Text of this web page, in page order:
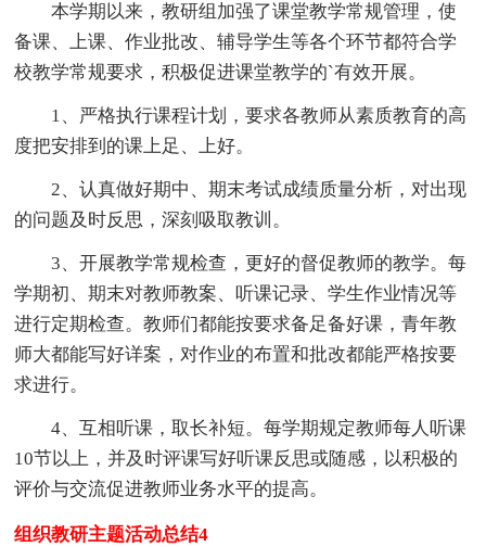
本学期以来，教研组加强了课堂教学常规管理，使
备课、上课、作业批改、辅导学生等各个环节都符合学
校教学常规要求，积极促进课堂教学的`有效开展。
1、严格执行课程计划，要求各教师从素质教育的高
度把安排到的课上足、上好。
2、认真做好期中、期末考试成绩质量分析，对出现
的问题及时反思，深刻吸取教训。
3、开展教学常规检查，更好的督促教师的教学。每
学期初、期末对教师教案、听课记录、学生作业情况等
进行定期检查。教师们都能按要求备足备好课，青年教
师大都能写好详案，对作业的布置和批改都能严格按要
求进行。
4、互相听课，取长补短。每学期规定教师每人听课
10节以上，并及时评课写好听课反思或随感，以积极的
评价与交流促进教师业务水平的提高。
组织教研主题活动总结4